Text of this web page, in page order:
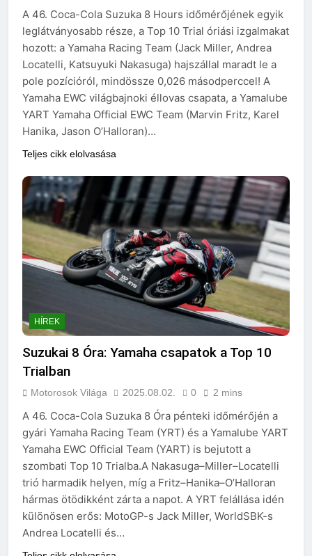
A 46. Coca-Cola Suzuka 8 Hours időmérőjének egyik
leglátványosabb része, a Top 10 Trial óriási izgalmakat
hozott: a Yamaha Racing Team (Jack Miller, Andrea
Locatelli, Katsuyuki Nakasuga) hajszállal maradt le a
pole pozícióról, mindössze 0,026 másodperccel! A
Yamaha EWC világbajnoki éllovas csapata, a Yamalube
YART Yamaha Official EWC Team (Marvin Fritz, Karel
Hanika, Jason O’Halloran)…
Teljes cikk elolvasása
HÍREK
Suzukai 8 Óra: Yamaha csapatok a Top 10
Trialban
Motorosok Világa 2025.08.02. 0 2 mins
A 46. Coca-Cola Suzuka 8 Óra pénteki időmérőjén a
gyári Yamaha Racing Team (YRT) és a Yamalube YART
Yamaha EWC Official Team (YART) is bejutott a
szombati Top 10 Trialba.A Nakasuga–Miller–Locatelli
trió harmadik helyen, míg a Fritz–Hanika–O’Halloran
hármas ötödikként zárta a napot. A YRT felállása idén
különösen erős: MotoGP-s Jack Miller, WorldSBK-s
Andrea Locatelli és…